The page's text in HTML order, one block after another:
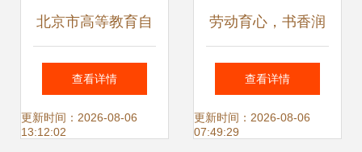
北京市高等教育自
学考试用书《写
作》的购买与使用
查看详情
更新时间：2026-08-06
13:12:02
劳动育心，书香润
行——人大附中图
书馆劳动教育课的
查看详情
更新时间：2026-08-06
07:49:29